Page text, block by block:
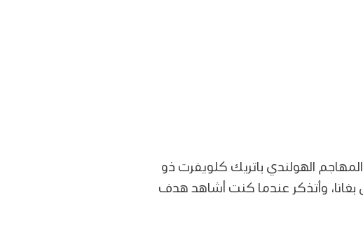
الهولندي باتريك كلويفرت ذو
وأتذكر عندما كنت أشاهد هدف